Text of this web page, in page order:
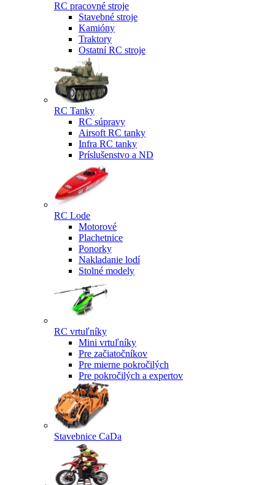
RC pracovné stroje
Stavebné stroje
Kamióny
Traktory
Ostatní RC stroje
RC Tanky
RC súpravy
Airsoft RC tanky
Infra RC tanky
Príslušenstvo a ND
RC Lode
Motorové
Plachetnice
Ponorky
Nakladanie lodí
Stolné modely
RC vrtuľníky
Mini vrtuľníky
Pre začiatočníkov
Pre mierne pokročilých
Pre pokročilých a expertov
Stavebnice CaDa